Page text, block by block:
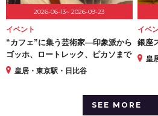
2026-06-13~ 2026-09-23
イベント
“カフェ”に集う芸術家―印象派から
ゴッホ、ロートレック、ピカソまで
皇居・東京駅・日比谷
イベ
銀座
皇
SEE MORE